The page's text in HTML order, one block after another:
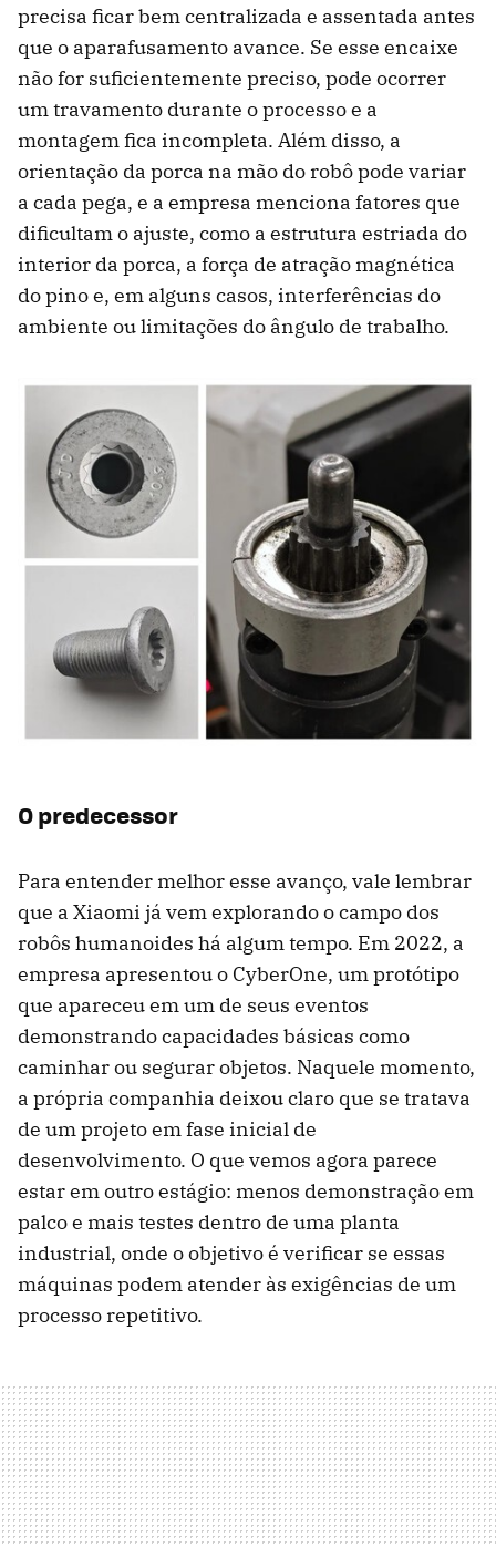
precisa ficar bem centralizada e assentada antes
que o aparafusamento avance. Se esse encaixe
não for suficientemente preciso, pode ocorrer
um travamento durante o processo e a
montagem fica incompleta. Além disso, a
orientação da porca na mão do robô pode variar
a cada pega, e a empresa menciona fatores que
dificultam o ajuste, como a estrutura estriada do
interior da porca, a força de atração magnética
do pino e, em alguns casos, interferências do
ambiente ou limitações do ângulo de trabalho.
O predecessor
Para entender melhor esse avanço, vale lembrar
que a Xiaomi já vem explorando o campo dos
robôs humanoides há algum tempo. Em 2022, a
empresa apresentou o CyberOne, um protótipo
que apareceu em um de seus eventos
demonstrando capacidades básicas como
caminhar ou segurar objetos. Naquele momento,
a própria companhia deixou claro que se tratava
de um projeto em fase inicial de
desenvolvimento. O que vemos agora parece
estar em outro estágio: menos demonstração em
palco e mais testes dentro de uma planta
industrial, onde o objetivo é verificar se essas
máquinas podem atender às exigências de um
processo repetitivo.